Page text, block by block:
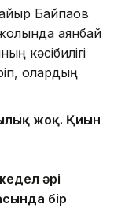
Байпақов
жолында аянбай
кәсібилігі
олардың
жоқ. Қиын
әрі
бір